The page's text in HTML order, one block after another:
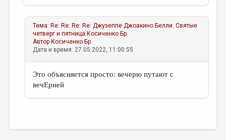
Тема: Re: Re: Re: Re: Джузеппе Джоакино Белли. Святые
четверг и пятница Косиченко Бр
Автор Косиченко Бр
Дата и время: 27.05.2022, 11:00:55
Это объясняется просто: вечерю путают с
вечЕрней